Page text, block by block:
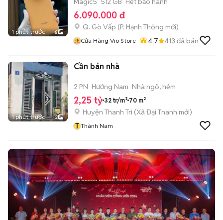
1 phút trước 6
6.090.000 đ
Q. Gò Vấp (P. Hạnh Thông mới)
Cửa Hàng Vio Store 4.7 413 đã bán
1 phút trước 3
Cần bán nhà
2 PN Hướng Nam Nhà ngõ, hẻm
2,25 tỷ 32 tr/m² 70 m²
Huyện Thanh Trì (Xã Đại Thanh mới)
T Thành Nam